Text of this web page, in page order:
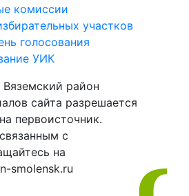
комиссии
участков
голосования
УИК
район
сайта разрешается
первоисточник.
с
на
smolensk.ru